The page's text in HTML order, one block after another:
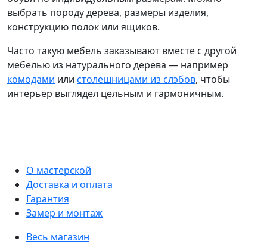
выбрать породу дерева, размеры изделия,
конструкцию полок или ящиков.
Часто такую мебель заказывают вместе с другой
мебелью из натурального дерева — например
комодами или столешницами из слэбов, чтобы
интерьер выглядел цельным и гармоничным.
О мастерской
Доставка и оплата
Гарантия
Замер и монтаж
Весь магазин